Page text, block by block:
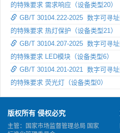
的特殊要求 需求响应（设备类型20）
GB/T 30104.222-2025 数字可寻
的特殊要求 热灯保护（设备类型21）
GB/T 30104.207-2025 数字可寻
的特殊要求 LED模块（设备类型6）
GB/T 30104.201-2021 数字可寻
的特殊要求 荧光灯（设备类型0）
版权所有 侵权必究
主管：国家市场监督管理总局 国家